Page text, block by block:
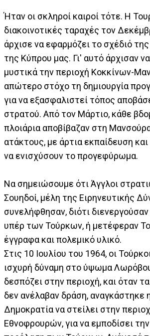
Ήταν οι σκληροί καιροί τότε. Η
διακοινοτικές ταραχές τον
άρχισε να εφαρμόζει το σχέδιό
της Κύπρου μας. Γι' αυτό άρχισαν
μυστικά την περιοχή Κοκκίνων-
απώτερο στόχο τη δημιουργία
για να εξασφαλιστεί τόπος
στρατού. Από τον Μάρτιο, κάθε
πλοιάρια αποβίβαζαν στη
ατάκτους, με άρτια εκπαίδευση και
να ενισχύσουν το προγεφύρωμα.
Να σημειώσουμε ότι Άγγλοι
Σουηδοί, μέλη της Ειρηνευτικής
συνελήφθησαν, διότι
υπέρ των Τούρκων, ή μετέφεραν
έγγραφα και πολεμικό υλικό.
Στις 10 Ιουλίου του 1964, οι
ισχυρή δύναμη στο ύψωμα
δεσπόζει στην περιοχή, και όταν
δεν ανέλαβαν δράση, αναγκάστηκε
Δημοκρατία να στείλει στην
Εθνοφρουρών, για να εμποδίσει